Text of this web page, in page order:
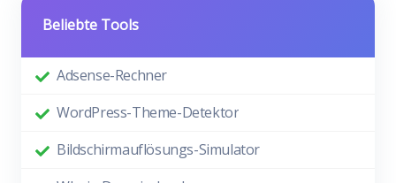
Beliebte Tools
Adsense-Rechner
WordPress-Theme-Detektor
Bildschirmauflösungs-Simulator